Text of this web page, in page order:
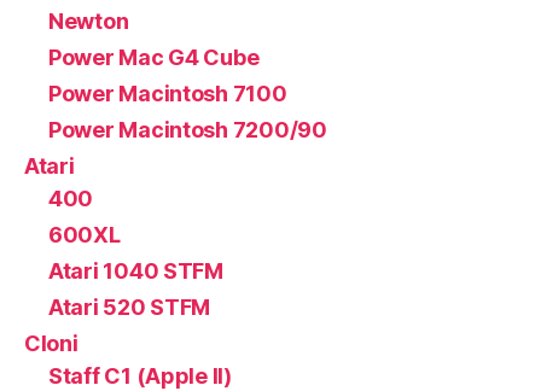
Newton
Power Mac G4 Cube
Power Macintosh 7100
Power Macintosh 7200/90
Atari
400
600XL
Atari 1040 STFM
Atari 520 STFM
Cloni
Staff C1 (Apple II)